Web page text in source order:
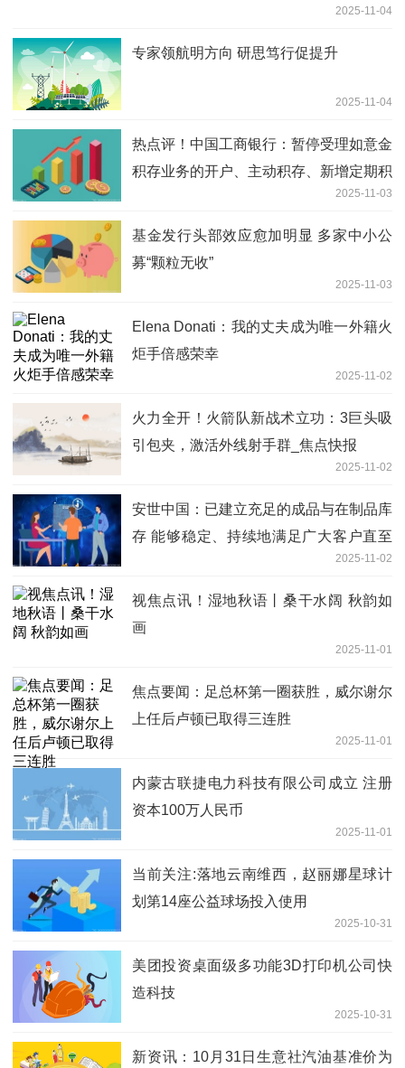
2025-11-04
专家领航明方向 研思笃行促提升
2025-11-04
热点评！中国工商银行：暂停受理如意金
积存业务的开户、主动积存、新增定期积
2025-11-03
基金发行头部效应愈加明显 多家中小公
募“颗粒无收”
2025-11-03
Elena Donati：我的丈夫成为唯一外籍火
炬手倍感荣幸
2025-11-02
火力全开！火箭队新战术立功：3巨头吸
引包夹，激活外线射手群_焦点快报
2025-11-02
安世中国：已建立充足的成品与在制品库
存 能够稳定、持续地满足广大客户直至
2025-11-02
视焦点讯！湿地秋语丨桑干水阔 秋韵如
画
2025-11-01
焦点要闻：足总杯第一圈获胜，威尔谢尔
上任后卢顿已取得三连胜
2025-11-01
内蒙古联捷电力科技有限公司成立 注册
资本100万人民币
2025-11-01
当前关注:落地云南维西，赵丽娜星球计
划第14座公益球场投入使用
2025-10-31
美团投资桌面级多功能3D打印机公司快
造科技
2025-10-31
新资讯：10月31日生意社汽油基准价为